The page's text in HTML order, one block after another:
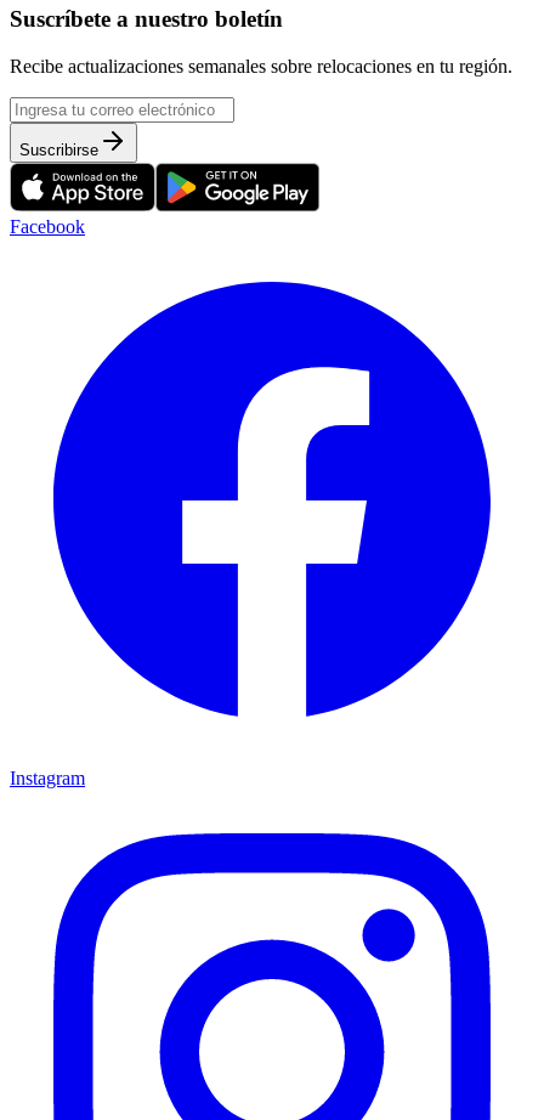
Suscríbete a nuestro boletín
Recibe actualizaciones semanales sobre relocaciones en tu región.
Suscribirse
Facebook
Instagram